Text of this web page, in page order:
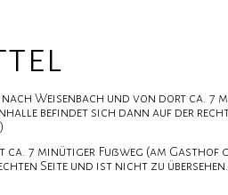
Weisenbach und von dort ca. 7
befindet sich dann auf der
ca. 7 minütiger Fußweg (am
Seite und ist nicht zu